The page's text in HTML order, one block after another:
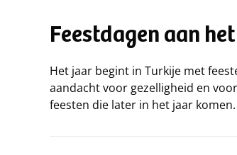
Feestdagen aan
Het jaar begint in Turkije met
aandacht voor gezelligheid en
feesten die later in het jaar komen.